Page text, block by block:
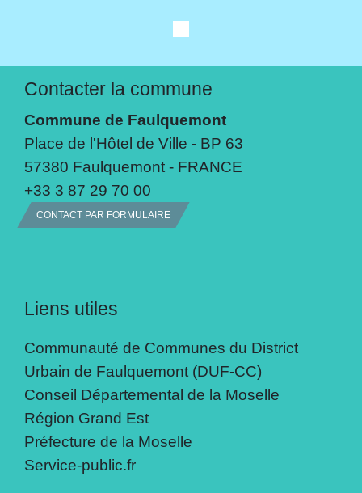
Contacter la commune
Commune de Faulquemont
Place de l'Hôtel de Ville - BP 63
57380 Faulquemont - FRANCE
+33 3 87 29 70 00
CONTACT PAR FORMULAIRE
Liens utiles
Communauté de Communes du District
Urbain de Faulquemont (DUF-CC)
Conseil Départemental de la Moselle
Région Grand Est
Préfecture de la Moselle
Service-public.fr